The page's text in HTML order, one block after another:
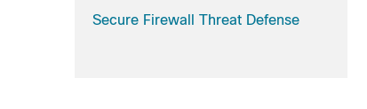
Secure Firewall Threat Defense